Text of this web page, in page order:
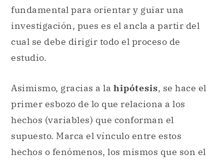
fundamental para orientar y guiar una
investigación, pues es el ancla a partir del
cual se debe dirigir todo el proceso de
estudio.
Asimismo, gracias a la hipótesis, se hace el
primer esbozo de lo que relaciona a los
hechos (variables) que conforman el
supuesto. Marca el vínculo entre estos
hechos o fenómenos, los mismos que son el